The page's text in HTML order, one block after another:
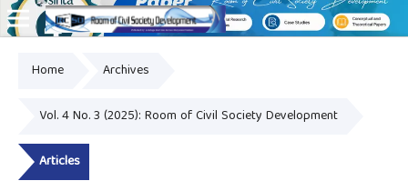
Home Archives
Vol. 4 No. 3 (2025): Room of Civil Society Development
Articles